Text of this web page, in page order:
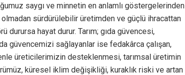
saygı ve minnetin en anlamlı göstergelerinden
sürdürülebilir üretimden ve güçlü ihracattan
durursa hayat durur. Tarım; gıda güvencesi,
güvencemizi sağlayanlar ise fedakârca çalışan,
üreticilerimizin desteklenmesi, tarımsal üretimin
küresel iklim değişikliği, kuraklık riski ve artan